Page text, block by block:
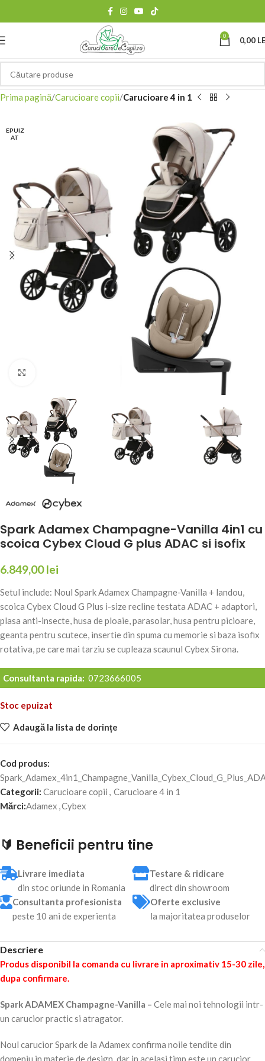
0 0,00
Prima pagină Carucioare copii Carucioare 4 in 1
EPUIZ
AT
Spark Adamex Champagne-Vanilla 4in1 cu
scoica Cybex Cloud G plus ADAC si isofix
6.849,00lei
Setul include: Noul Spark Adamex Champagne-Vanilla + landou,
scoica Cybex Cloud G Plus i-size recline testata ADAC + adaptori,
plasa anti-insecte, husa de ploaie, parasolar, husa pentru picioare,
geanta pentru scutece, insertie din spuma cu memorie si baza isofix
rotativa, pe care mai tarziu se cupleaza scaunul Cybex Sirona.
Consultanta rapida: 0723666005
Stoc epuizat
Adaugă la lista de dorințe
Cod produs:
Categorii: Carucioare copii , Carucioare 4 in 1
Mărci:Adamex ,Cybex
🔰 Beneficii pentru tine
Livrare imediata
din stoc oriunde in Romania
Testare & ridicare
direct din showroom
Consultanta profesionista
peste 10 ani de experienta
Oferte exclusive
la majoritatea produselor
Descriere
Produs disponibil la comanda cu livrare in aproximativ 15-30 zile,
dupa confirmare.
Spark ADAMEX Champagne-Vanilla – Cele mai noi tehnologii intr-
un carucior practic si atragator.
Noul carucior Spark de la Adamex confirma noile tendite din
domeniu in materie de design, dar in acelasi timp este un carucior